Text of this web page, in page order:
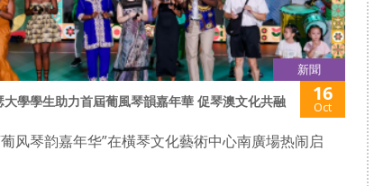
新聞
大學學生助力首屆葡風琴韻嘉年華 促琴澳文化共融 16
Oct
风琴韵嘉年华”在橫琴文化藝術中心南廣場热闹启